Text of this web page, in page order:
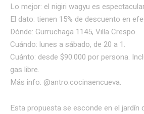
Lo mejor: el nigiri wagyu es
El dato: tienen 15% de descuento en
Dónde: Gurruchaga 1145, Villa Crespo.
Cuándo: lunes a sábado, de 20 a 1.
Cuánto: desde $90.000 por persona.
gas libre.
Más info: @antro.cocinaencueva.
Esta propuesta se esconde en el jardín